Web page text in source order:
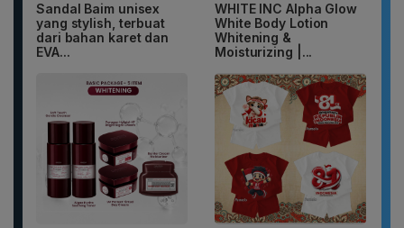
Sandal Baim unisex
yang stylish, terbuat
dari bahan karet dan
EVA...
WHITE INC Alpha Glow
White Body Lotion
Whitening &
Moisturizing |...